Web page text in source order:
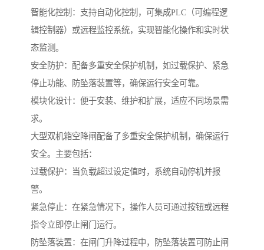
智能化控制：支持自动化控制，可集成PLC（可编程逻
辑控制器）或远程监控系统，实现智能化操作和实时状
态监测。
安全防护：配备多重安全保护机制，如过载保护、紧急
停止功能、防坠落装置等，确保运行安全可靠。
模块化设计：便于安装、维护和扩展，适应不同场景需
求。
大型双机箱空降闸配备了多重安全保护机制，确保运行
安全。主要包括：
过载保护：当负载超过设定值时，系统自动停机并报
警。
紧急停止：在紧急情况下，操作人员可通过按钮或远程
指令立即停止闸门运行。
防坠落装置：在闸门升降过程中，防坠落装置可防止闸